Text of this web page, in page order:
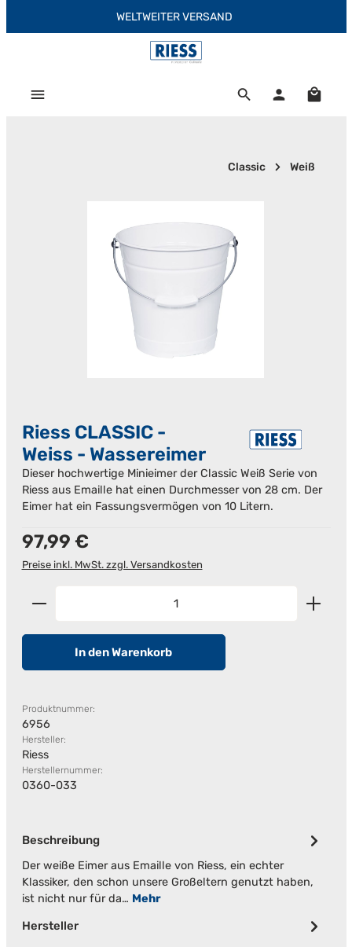
Zum Hauptinhalt springenWELTWEITER VERSAND
Classic Weiß
Riess CLASSIC -
Weiss - Wassereimer
Dieser hochwertige Minieimer der Classic Weiß Serie von
Riess aus Emaille hat einen Durchmesser von 28 cm. Der
Eimer hat ein Fassungsvermögen von 10 Litern.
Regulärer Preis:
97,99 €
Preise inkl. MwSt. zzgl. Versandkosten
Produkt Anzahl: Gib den gewünschten Wert ein
In den Warenkorb
Produktnummer:
6956
Hersteller:
Riess
Herstellernummer:
0360-033
Beschreibung
Der weiße Eimer aus Emaille von Riess, ein echter
Klassiker, den schon unsere Großeltern genutzt haben,
ist nicht nur für da… Mehr
Hersteller